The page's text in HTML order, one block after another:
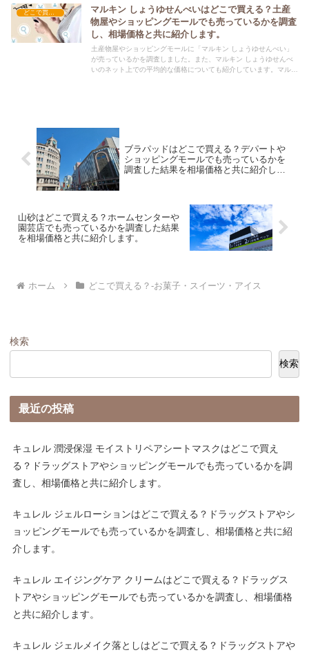
どこで買える？-お菓子・スイーツ・アイス
マルキン しょうゆせんべいはどこで買える？土産
物屋やショッピングモールでも売っているかを調査
し、相場価格と共に紹介します。
土産物屋やショッピングモールに「マルキン しょうゆせんべい」
が売っているかを調査しました。また、マルキン しょうゆせんべ
いのネット上での平均的な価格についても紹介しています。マルキ
ブラパッドはどこで買える？デパートや
ショッピングモールでも売っているかを
調査した結果を相場価格と共に紹介しま
山砂はどこで買える？ホームセンターや
園芸店でも売っているかを調査した結果
を相場価格と共に紹介します。
ホーム どこで買える？-お菓子・スイーツ・アイス
検索
検索
最近の投稿
キュレル 潤浸保湿 モイストリペアシートマスクはどこで買え
る？ドラッグストアやショッピングモールでも売っているかを調
査し、相場価格と共に紹介します。
キュレル ジェルローションはどこで買える？ドラッグストアやシ
ョッピングモールでも売っているかを調査し、相場価格と共に紹
介します。
キュレル エイジングケア クリームはどこで買える？ドラッグス
トアやショッピングモールでも売っているかを調査し、相場価格
と共に紹介します。
キュレル ジェルメイク落としはどこで買える？ドラッグストアや